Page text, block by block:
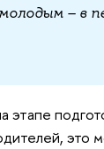
– в
этапе
это